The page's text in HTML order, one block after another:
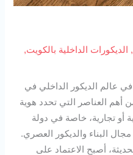
, الديكورات الداخلية بالكويت,
عالم الديكور الداخلي في
أهم العناصر التي تحدد هوية
أو تجارية، خاصة في دولة
البناء والديكور العصري.
أصبح الاعتماد على